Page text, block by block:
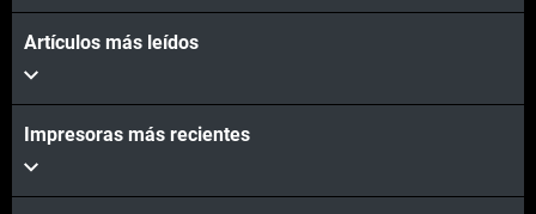
Vea más
Artículos más leídos
Impresoras más recientes